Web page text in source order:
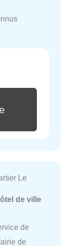
Le
de ville
de
de